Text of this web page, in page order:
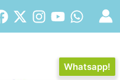
Whatsapp!